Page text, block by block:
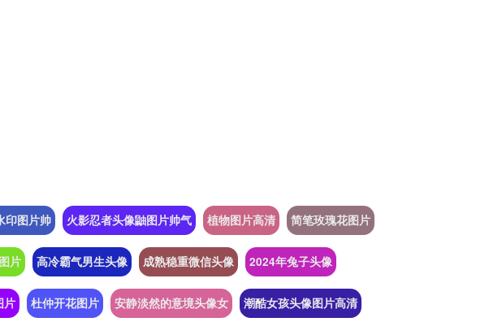
印图片帅 火影忍者头像鼬图片帅气 植物图片高清 简笔玫瑰花图片
片 高冷霸气男生头像 成熟稳重微信头像 2024年兔子头像
片 杜仲开花图片 安静淡然的意境头像女 潮酷女孩头像图片高清